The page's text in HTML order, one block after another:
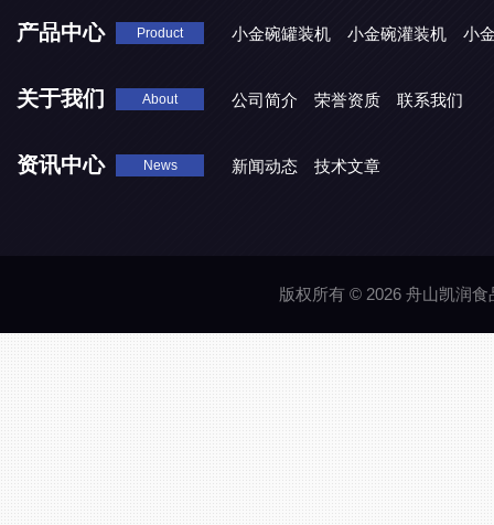
产品中心 Product 小金碗罐装机 小金碗灌装机 小
关于我们 About 公司简介 荣誉资质 联系我们
资讯中心 News 新闻动态 技术文章
版权所有 © 2026 舟山凯润